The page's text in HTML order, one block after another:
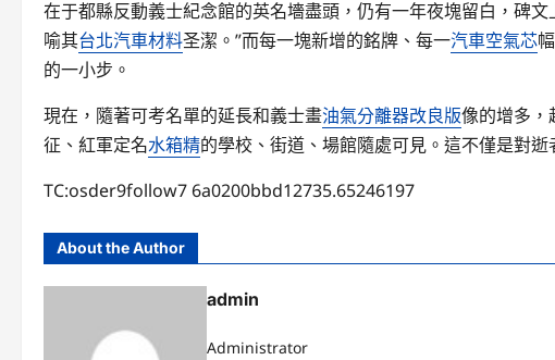
在于都縣反動義士紀念館的英名墻盡頭，仍有一年夜塊留白，碑
喻其台北汽車材料圣潔。”而每一塊新增的銘牌、每一汽車空氣芯
的一小步。
現在，隨著可考名單的延長和義士畫油氣分離器改良版像的增多，
征、紅軍定名水箱精的學校、街道、場館隨處可見。這不僅是對
TC:osder9follow7 6a0200bbd12735.65246197
About the Author
admin
Administrator